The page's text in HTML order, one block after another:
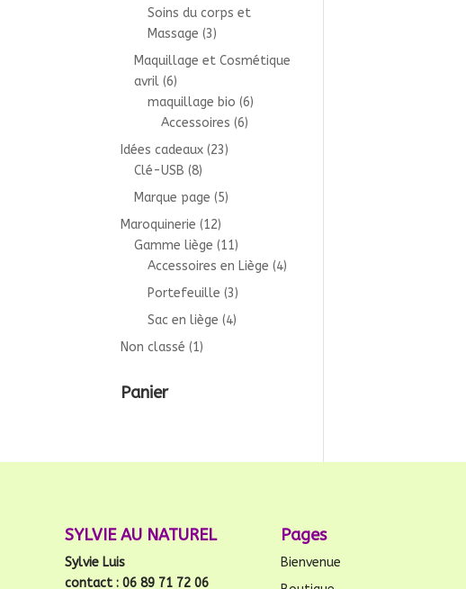
Soins du corps et
Massage (3)
Maquillage et Cosmétique
avril (6)
maquillage bio (6)
Accessoires (6)
Idées cadeaux (23)
Clé-USB (8)
Marque page (5)
Maroquinerie (12)
Gamme liège (11)
Accessoires en Liège (4)
Portefeuille (3)
Sac en liège (4)
Non classé (1)
Panier
SYLVIE AU NATUREL
Sylvie Luis
contact : 06 89 71 72 06
Pages
Bienvenue